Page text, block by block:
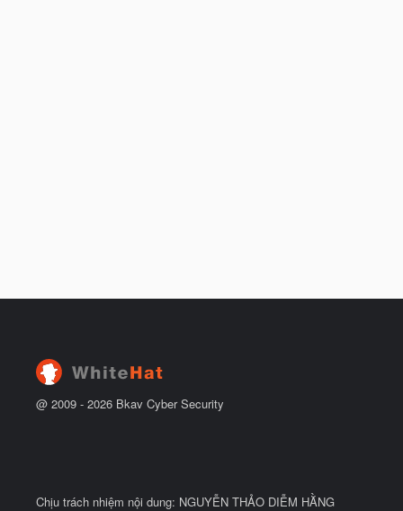
@ 2009 - 2026 Bkav Cyber Security
Chịu trách nhiệm nội dung: NGUYỄN THẢO DIỄM HẰNG